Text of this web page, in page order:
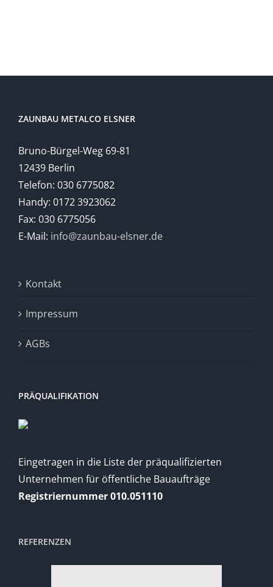
ZAUNBAU METALCO ELSNER
Bruno-Bürgel-Weg 69-81
12439 Berlin
Telefon: 030 6775082
Handy: 0172 3923062
Fax: 030 6775056
E-Mail: info@zaunbau-elsner.de
Kontakt
Impressum
AGBs
PRÄQUALIFIKATION
Eingetragen in die Liste der präqualifizierten
Unternehmen für öffentliche Bauaufträge
Registriernummer 010.051110
REFERENZEN